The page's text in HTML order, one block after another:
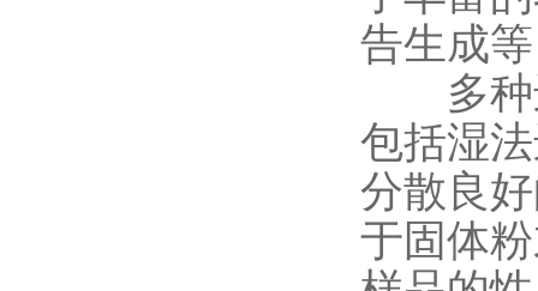
告生成
多种进
包括湿
分散良
于固体